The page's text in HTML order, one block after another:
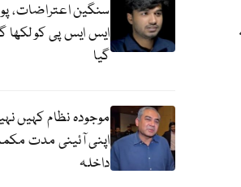
سنگین اعتراضات،
ایس ایس پی کو لکھا
گیا
موجودہ نظام کہیں
اپنی آئینی مدت
داخلہ